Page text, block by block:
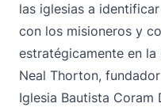
las iglesias a
con los misioneros y
estratégicamente en la
Neal Thorton,
Iglesia Bautista Coram